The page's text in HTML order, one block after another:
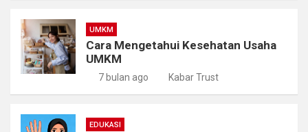
UMKM
Cara Mengetahui Kesehatan Usaha
UMKM
7 bulan ago Kabar Trust
EDUKASI